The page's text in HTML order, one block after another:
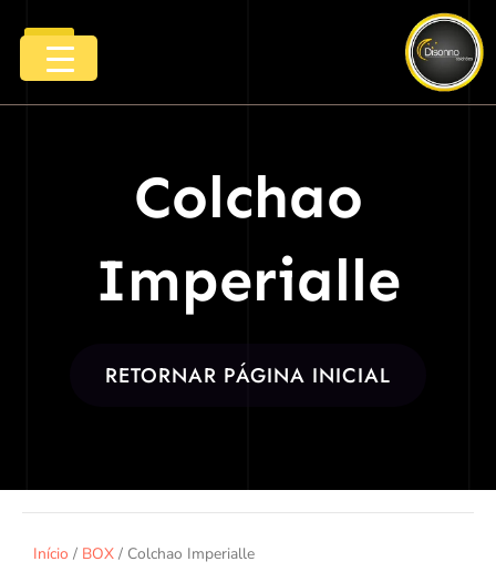
para
Menu
Colchao
Imperialle
RETORNAR PÁGINA INICIAL
Início / BOX / Colchao Imperialle